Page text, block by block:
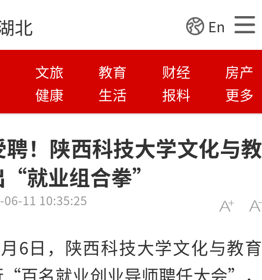
北 En
文旅 教育 财经
房产
健康 生活 报料 更多
！陕西科技大学文化与教
“就业组合拳”
06-11 10:35:25
6日，陕西科技大学文化与教育